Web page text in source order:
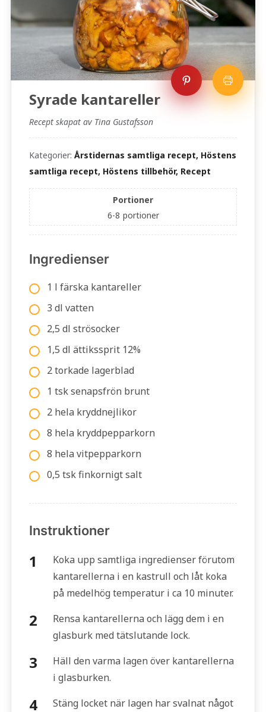
Syrade kantareller
Recept skapat av Tina Gustafsson
Kategorier: Årstidernas samtliga recept, Höstens
samtliga recept, Höstens tillbehör, Recept
Portioner
6-8 portioner
Ingredienser
1 l färska kantareller
3 dl vatten
2,5 dl strösocker
1,5 dl ättikssprit 12%
2 torkade lagerblad
1 tsk senapsfrön brunt
2 hela kryddnejlikor
8 hela kryddpepparkorn
8 hela vitpepparkorn
0,5 tsk finkornigt salt
Instruktioner
Koka upp samtliga ingredienser förutom
kantarellerna i en kastrull och låt koka
på medelhög temperatur i ca 10 minuter.
Rensa kantarellerna och lägg dem i en
glasburk med tätslutande lock.
Häll den varma lagen över kantarellerna
i glasburken.
Stäng locket när lagen har svalnat något